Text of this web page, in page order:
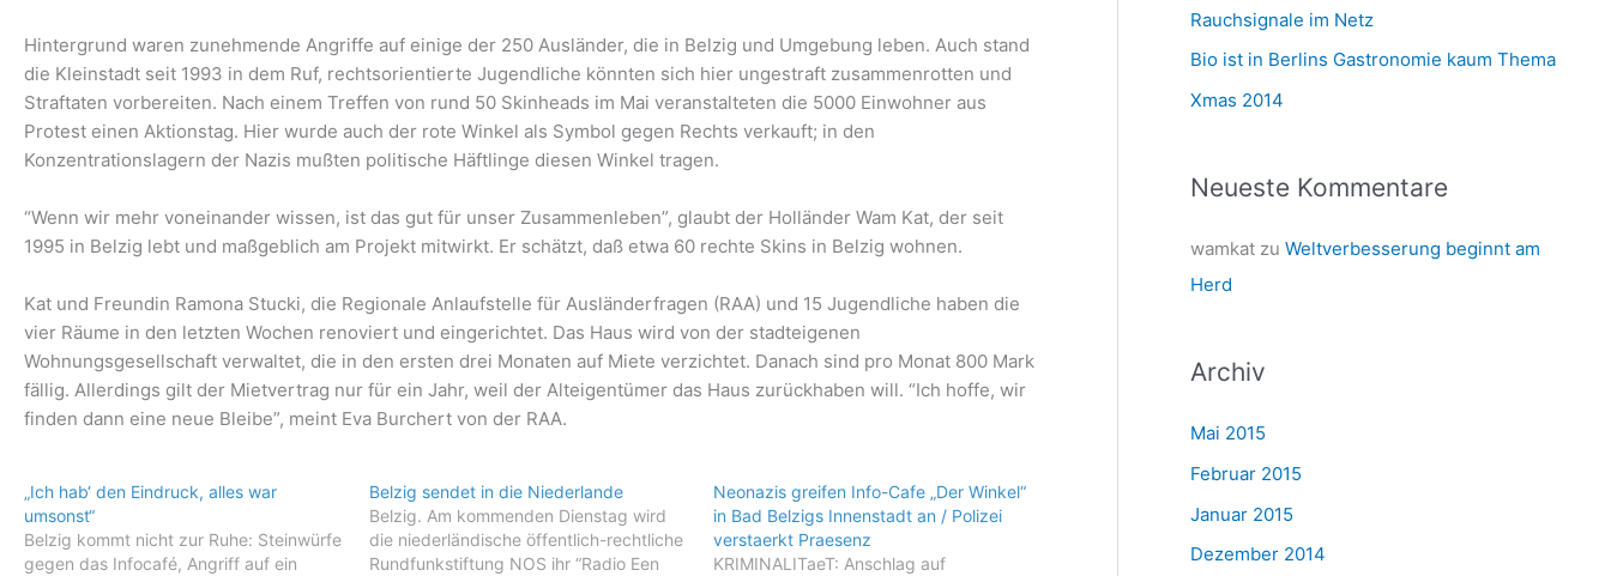
Hintergrund waren zunehmende Angriffe auf einige der 250 Ausländer, die in Belzig und Umgebung leben. Auch stand
die Kleinstadt seit 1993 in dem Ruf, rechtsorientierte Jugendliche könnten sich hier ungestraft zusammenrotten und
Straftaten vorbereiten. Nach einem Treffen von rund 50 Skinheads im Mai veranstalteten die 5000 Einwohner aus
Protest einen Aktionstag. Hier wurde auch der rote Winkel als Symbol gegen Rechts verkauft; in den
Konzentrationslagern der Nazis mußten politische Häftlinge diesen Winkel tragen.
“Wenn wir mehr voneinander wissen, ist das gut für unser Zusammenleben”, glaubt der Holländer Wam Kat, der seit
1995 in Belzig lebt und maßgeblich am Projekt mitwirkt. Er schätzt, daß etwa 60 rechte Skins in Belzig wohnen.
Kat und Freundin Ramona Stucki, die Regionale Anlaufstelle für Ausländerfragen (RAA) und 15 Jugendliche haben die
vier Räume in den letzten Wochen renoviert und eingerichtet. Das Haus wird von der stadteigenen
Wohnungsgesellschaft verwaltet, die in den ersten drei Monaten auf Miete verzichtet. Danach sind pro Monat 800 Mark
fällig. Allerdings gilt der Mietvertrag nur für ein Jahr, weil der Alteigentümer das Haus zurückhaben will. “Ich hoffe, wir
finden dann eine neue Bleibe”, meint Eva Burchert von der RAA.
„Ich hab‘ den Eindruck, alles war
umsonst“
Belzig kommt nicht zur Ruhe: Steinwürfe
gegen das Infocafé, Angriff auf ein
Belzig sendet in die Niederlande
Belzig. Am kommenden Dienstag wird
die niederländische öffentlich-rechtliche
Rundfunkstiftung NOS ihr “Radio Een
Neonazis greifen Info-Cafe „Der Winkel“
in Bad Belzigs Innenstadt an / Polizei
verstaerkt Praesenz
KRIMINALITaeT: Anschlag auf
a
c
h
Rauchsignale im Netz
Bio ist in Berlins Gastronomie kaum Thema
Xmas 2014
Neueste Kommentare
wamkatzu Weltverbesserung beginnt am
Herd
Archiv
Mai 2015
Februar 2015
Januar 2015
Dezember 2014